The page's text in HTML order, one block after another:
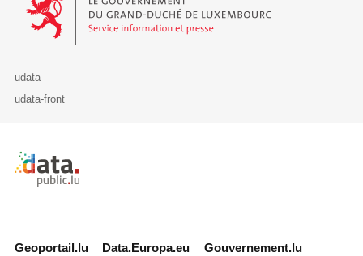
udata
udata-front
Retour à l'accueil de data.public.lu
Geoportail.lu Data.Europa.eu Gouvernement.lu